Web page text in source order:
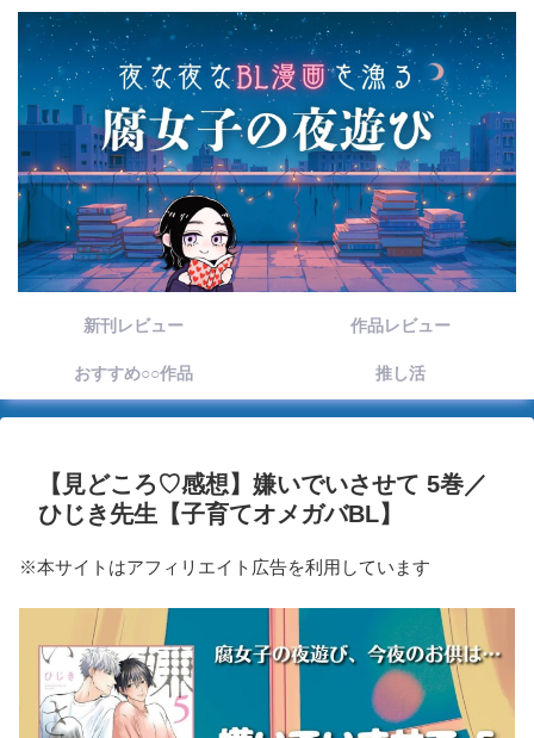
新刊レビュー 作品レビュー
おすすめ○○作品 推し活
【見どころ♡感想】嫌いでいさせて 5巻／
ひじき先生【子育てオメガバBL】
※本サイトはアフィリエイト広告を利用しています